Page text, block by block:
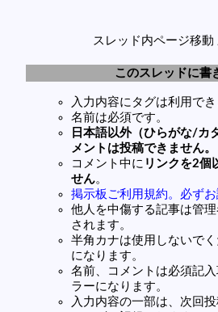
スレッド内ページ移動
このスレッドに書
入力内容にタグは利用でき
名前は必須です。
日本語以外（ひらがな/カ
メントは投稿できません。
コメント中に リンクを2個
せん。
掲示板ご利用規約。必ずお
他人を中傷する記事は管
されます。
半角カナは使用しないで
になります。
名前、コメントは必須記
ラーになります。
入力内容の一部は、次回